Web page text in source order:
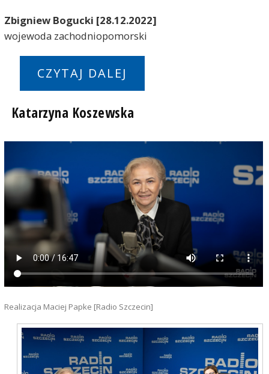
Zbigniew Bogucki [28.12.2022]
wojewoda zachodniopomorski
CZYTAJ DALEJ
Katarzyna Koszewska
Realizacja Maciej Papke [Radio Szczecin]